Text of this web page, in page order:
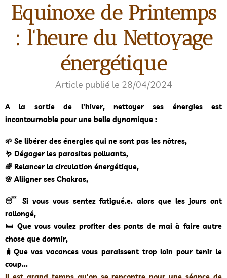
Equinoxe de Printemps
: l'heure du Nettoyage
énergétique
Article publié le 28/04/2024
A la sortie de l'hiver, nettoyer ses énergies est
incontournable pour une belle dynamique :
🌱 Se libérer des énergies qui ne sont pas les nôtres,
🪱 Dégager les parasites polluants,
🌈 Relancer la circulation énergétique,
🌸 Aliigner ses Chakras,
😴 Si vous vous sentez fatigué.e. alors que les jours ont
rallongé,
🛏 Que vous voulez profiter des ponts de mai à faire autre
chose que dormir,
🧳Que vos vacances vous paraissent trop loin pour tenir le
coup...